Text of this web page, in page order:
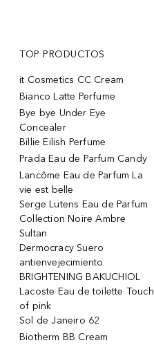
TOP PRODUCTOS
it Cosmetics CC Cream
Bianco Latte Perfume
Bye bye Under Eye
Concealer
Billie Eilish Perfume
Prada Eau de Parfum Candy
Lancôme Eau de Parfum La
vie est belle
Serge Lutens Eau de Parfum
Collection Noire Ambre
Sultan
Dermocracy Suero
antienvejecimiento
BRIGHTENING BAKUCHIOL
Lacoste Eau de toilette Touch
of pink
Sol de Janeiro 62
Biotherm BB Cream